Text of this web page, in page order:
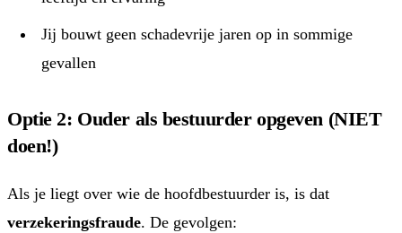
Jij bouwt geen schadevrije jaren op in sommige
gevallen
Optie 2: Ouder als bestuurder opgeven (NIET
doen!)
Als je liegt over wie de hoofdbestuurder is, is dat
verzekeringsfraude. De gevolgen: